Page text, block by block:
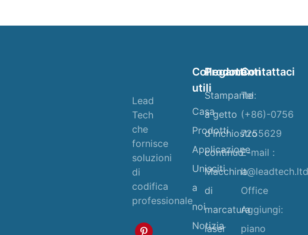
Lead
Tech
che
fornisce
soluzioni
di
codifica
professionale
Collegamenti
utili
Casa
Prodotti
Applicazione
Unisciti
a
noi
Notizia
Prodotti
Stampante
a getto
d'inchiostro
continuo
Macchina
di
marcatura
laser
Contattaci
Tel:
(+86)-0756
7255629
E-mail :
lt@leadtech.ltd
Office
Aggiungi:
piano